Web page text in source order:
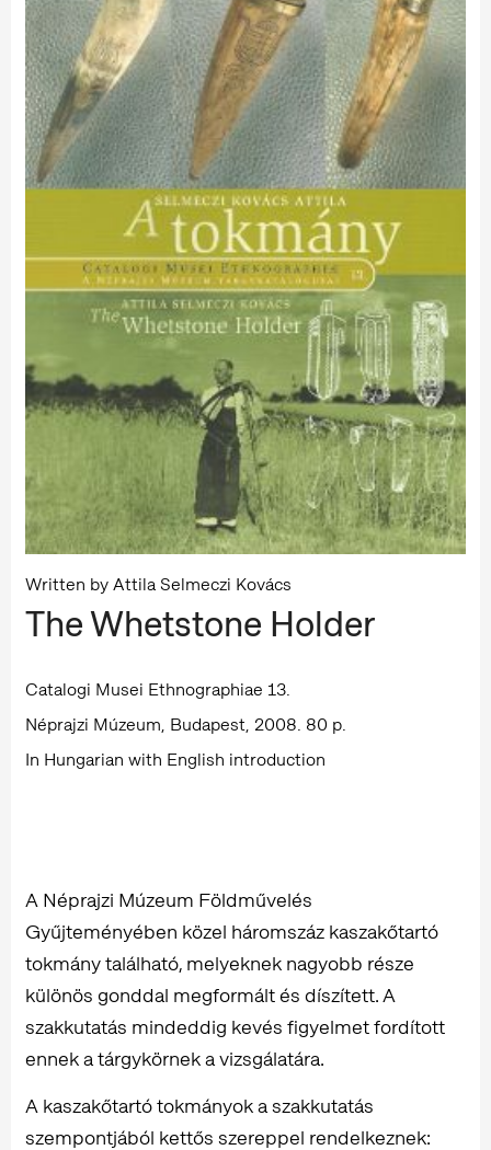
Written by Attila Selmeczi Kovács
The Whetstone Holder
Catalogi Musei Ethnographiae 13.
Néprajzi Múzeum, Budapest, 2008. 80 p.
In Hungarian with English introduction
A Néprajzi Múzeum Földművelés
Gyűjteményében közel háromszáz kaszakőtartó
tokmány található, melyeknek nagyobb része
különös gonddal megformált és díszített. A
szakkutatás mindeddig kevés figyelmet fordított
ennek a tárgykörnek a vizsgálatára.
A kaszakőtartó tokmányok a szakkutatás
szempontjából kettős szereppel rendelkeznek: